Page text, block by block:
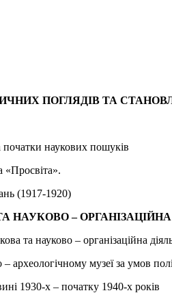
ПОГЛЯДІВ ТА
початки наукових пошуків
«Просвіта».
(1917-1920)
НАУКОВО –
науково – організаційна
музеї за умов
1930-х – початку 1940-х років